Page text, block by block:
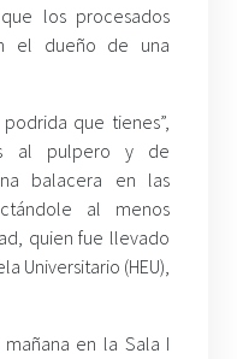
los procesados
el dueño de una
que tienes”,
al pulpero y de
balacera en las
al menos
quien fue llevado
Universitario (HEU),
en la Sala I